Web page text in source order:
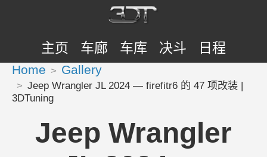
主页 车廊 车库 决斗 日程
Home Gallery
Jeep Wrangler JL 2024 — firefitr6 的 47 项改装 |
3DTuning
Jeep Wrangler